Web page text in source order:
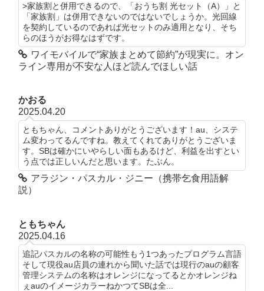
>家族割と併用できるので、「おうち割 光セット（A）」と
「家族割」は併用できないのではないでしょうか。光回線
を契約しているのであれば光セットのみ適用となり、そち
らのほうがお得なはずです。
ワイモバイルで“家族まとめて節約”が現実に。オン
ライン専用が不安な人ほど読んでほしい話
かおる
2025.04.20
ともちゃん、コメントありがとうございます！au、システ
ム変わってるんですね。教えてくれてありがとうございま
す。SBは確かにいやらしい面もあるけど、利益を出すとい
う点では正しいんだと思います。たぶん。
アラジン・パスカル・ジニー（携帯乞食用語解
説）
ともちゃん
2025.04.16
追記パスカルの名称の可能性もう1つあったプログラム言語
そして現役au店員の連れから聞いた話では現行のauの顧客
管理システムの名称はオレンジになってるとかオレンジね
ぇauのイメージカラーねかつてSBは全...